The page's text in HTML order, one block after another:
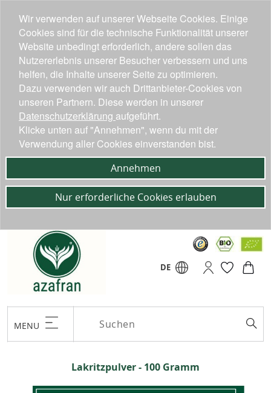
DE
MENU
Lakritzpulver - 100 Gramm
Wir verwenden auf unserer Webseite Cookies. Einige
Cookies sind für die technische Funktionalität unserer
Website unbedingt erforderlich, andere sollen das
Nutzererlebnis unserer Besucher verbessern und uns
helfen, die Inhalte unserer Seite zu optimieren.
Dazu verwenden wir auch Drittanbieter-Cookies von
unseren Partnern. Diese werden in unserer
Datenschutzerklärung aufgeführt.
Klicke unten auf "Annehmen", wenn du mit der
Verwendung aller Cookies einverstanden bist.
Annehmen
Nur erforderliche Cookies erlauben